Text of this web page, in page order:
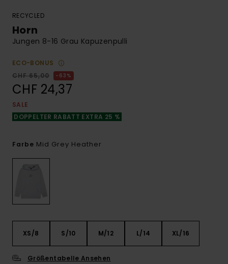
RECYCLED
Horn
Jungen 8-16 Grau Kapuzenpulli
ECO-BONUS
CHF 65,00
63%
CHF 24,37
SALE
DOPPELTER RABATT EXTRA 25 %
Farbe Mid Grey Heather
XS/8 S/10 M/12 L/14 XL/16
Größentabelle Ansehen